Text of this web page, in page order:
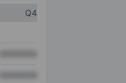
Q4